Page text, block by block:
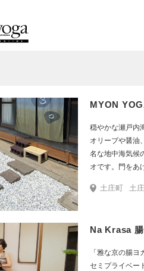
MYON
穏やかな瀬戸内
オリーブや醤油
名な地中海気候
オです。門をあ
制初心者向けヨ
ップをご用意し
土庄町 土
Na Krasa
「雅な京の腸
セミプライベー